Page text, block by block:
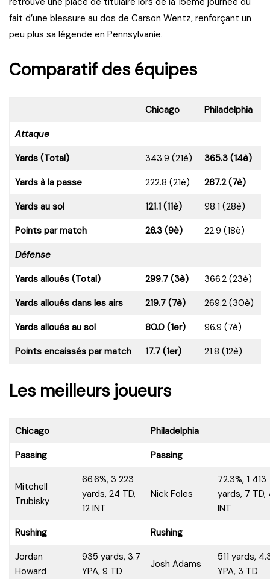
fait d’une blessure au dos de Carson Wentz, renforçant un
peu plus sa légende en Pennsylvanie.
Comparatif des équipes
Chicago
Philadelphia
Attaque
Yards (Total)
343.9 (21è)
365.3 (14è)
Yards à la passe
222.8 (21è)
267.2 (7è)
Yards au sol
121.1 (11è)
98.1 (28è)
Points par match
26.3 (9è)
22.9 (18è)
Défense
Yards alloués (Total)
299.7 (3è)
366.2 (23è)
Yards alloués dans les airs
219.7 (7è)
269.2 (30è)
Yards alloués au sol
80.0 (1er)
96.9 (7è)
Points encaissés par match
17.7 (1er) 21.8 (12è)
Les meilleurs joueurs
Chicago
Philadelphia
Passing
Passing
Mitchell
Trubisky
66.6%, 3 223
yards, 24 TD,
12 INT
Nick Foles
72.3%, 1 413
yards, 7 TD,
INT
Rushing
Rushing
Jordan
Howard
935 yards, 3.7
YPA, 9 TD
Josh Adams
511 yards,
YPA, 3 TD